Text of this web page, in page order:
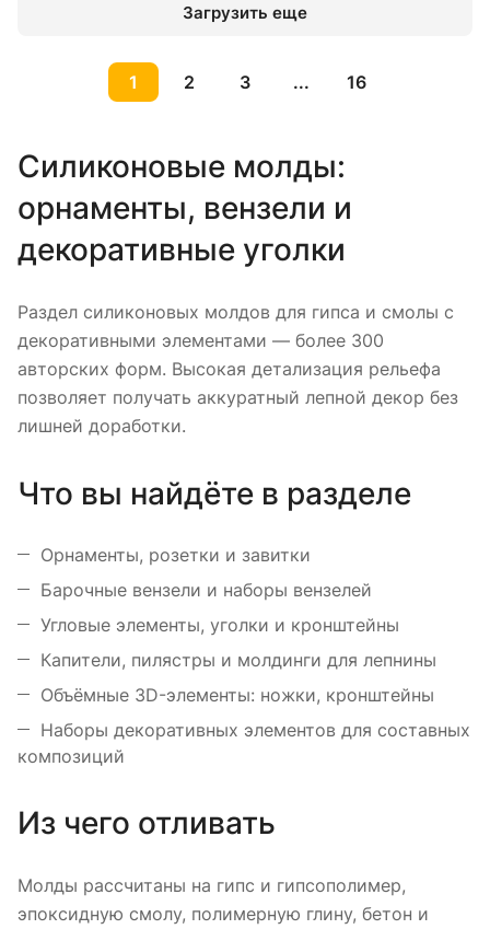
Загрузить еще
1 2 3 ... 16
Силиконовые молды:
орнаменты, вензели и
декоративные уголки
Раздел силиконовых молдов для гипса и смолы с
декоративными элементами — более 300
авторских форм. Высокая детализация рельефа
позволяет получать аккуратный лепной декор без
лишней доработки.
Что вы найдёте в разделе
Орнаменты, розетки и завитки
Барочные вензели и наборы вензелей
Угловые элементы, уголки и кронштейны
Капители, пилястры и молдинги для лепнины
Объёмные 3D-элементы: ножки, кронштейны
Наборы декоративных элементов для составных
композиций
Из чего отливать
Молды рассчитаны на гипс и гипсополимер,
эпоксидную смолу, полимерную глину, бетон и